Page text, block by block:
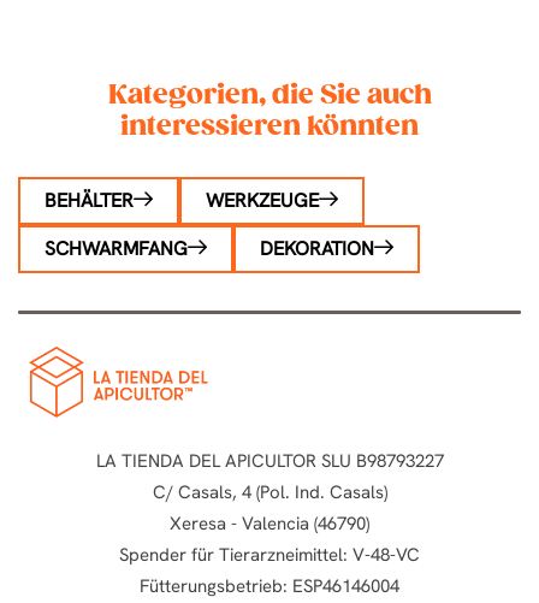
Kategorien, die Sie auch
interessieren könnten
BEHÄLTER
WERKZEUGE
SCHWARMFANG
DEKORATION
LA TIENDA DEL APICULTOR SLU B98793227
C/ Casals, 4 (Pol. Ind. Casals)
Xeresa - Valencia (46790)
Spender für Tierarzneimittel: V-48-VC
Fütterungsbetrieb: ESP46146004